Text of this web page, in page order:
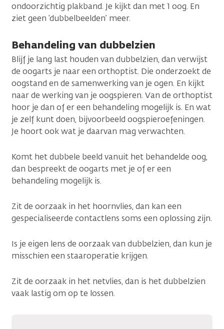
ondoorzichtig plakband. Je kijkt dan met 1 oog. En
ziet geen ’dubbelbeelden’ meer.
Behandeling van dubbelzien
Blijf je lang last houden van dubbelzien, dan verwijst
de oogarts je naar een orthoptist. Die onderzoekt de
oogstand en de samenwerking van je ogen. En kijkt
naar de werking van je oogspieren. Van de orthoptist
hoor je dan of er een behandeling mogelijk is. En wat
je zelf kunt doen, bijvoorbeeld oogspieroefeningen.
Je hoort ook wat je daarvan mag verwachten.
Komt het dubbele beeld vanuit het behandelde oog,
dan bespreekt de oogarts met je of er een
behandeling mogelijk is.
Zit de oorzaak in het hoornvlies, dan kan een
gespecialiseerde contactlens soms een oplossing zijn.
Is je eigen lens de oorzaak van dubbelzien, dan kun je
misschien een staaroperatie krijgen.
Zit de oorzaak in het netvlies, dan is het dubbelzien
vaak lastig om op te lossen.